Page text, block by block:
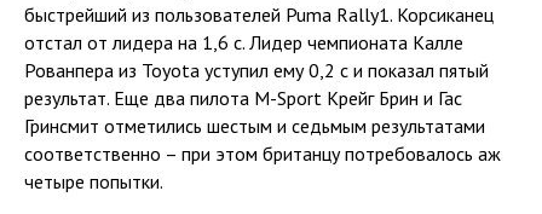
быстрейший из пользователей Puma Rally1. Корсиканец
отстал от лидера на 1,6 с. Лидер чемпионата Калле
Рованпера из Toyota уступил ему 0,2 с и показал пятый
результат. Еще два пилота M-Sport Крейг Брин и Гас
Гринсмит отметились шестым и седьмым результатами
соответственно – при этом британцу потребовалось аж
четыре попытки.